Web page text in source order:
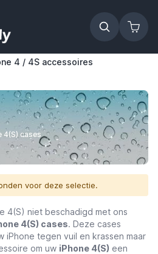
4 / 4S accessoires
4(S) cases
voor deze selectie.
4(S) niet beschadigd met ons
4(S) cases. Deze cases
iPhone tegen vuil en krassen maar
om uw iPhone 4(S) een